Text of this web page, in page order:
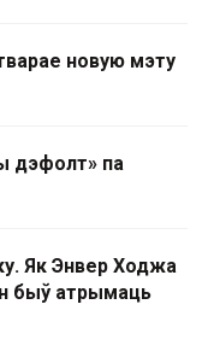
новую мэту
дэфолт» па
Як Энвер Ходжа
быў атрымаць